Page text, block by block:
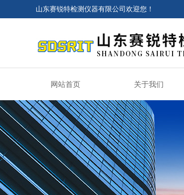
山东赛锐特检测仪器有限公司欢迎您！
网站首页 关于我们